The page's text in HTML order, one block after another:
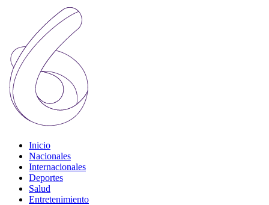
Inicio
Nacionales
Internacionales
Deportes
Salud
Entretenimiento